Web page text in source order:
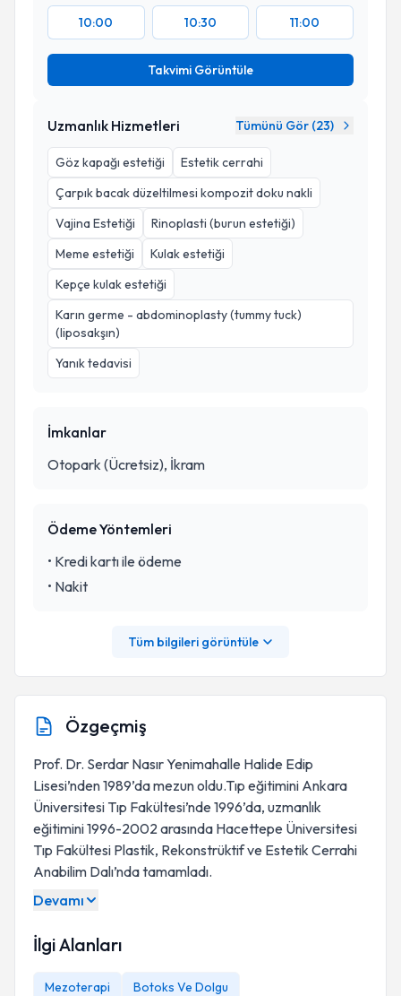
10:00 10:30 11:00
Takvimi Görüntüle
Uzmanlık Hizmetleri Tümünü Gör (23)
Göz kapağı estetiği
Estetik cerrahi
Çarpık bacak düzeltilmesi kompozit doku nakli
Vajina Estetiği
Rinoplasti (burun estetiği)
Meme estetiği
Kulak estetiği
Kepçe kulak estetiği
Karın germe - abdominoplasty (tummy tuck)
(liposakşın)
Yanık tedavisi
İmkanlar
Otopark (Ücretsiz), İkram
Ödeme Yöntemleri
• Kredi kartı ile ödeme
• Nakit
Tüm bilgileri görüntüle
Özgeçmiş
Prof. Dr. Serdar Nasır Yenimahalle Halide Edip
Lisesi’nden 1989’da mezun oldu.Tıp eğitimini Ankara
Üniversitesi Tıp Fakültesi’nde 1996’da, uzmanlık
eğitimini 1996-2002 arasında Hacettepe Üniversitesi
Tıp Fakültesi Plastik, Rekonstrüktif ve Estetik Cerrahi
Anabilim Dalı’nda tamamladı.
Devamı
İlgi Alanları
Mezoterapi
Botoks Ve Dolgu